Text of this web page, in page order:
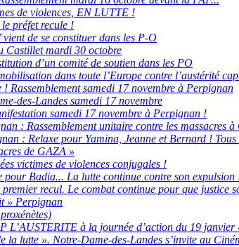
de violences, EN LUTTE !
préfet recule !
de se constituer dans les P-O
Castillet mardi 30 octobre
d’un comité de soutien dans les PO
dans toute l’Europe contre l’austérité
Rassemblement samedi 17 novembre à Perpignan
des-Landes samedi 17 novembre
samedi 17 novembre à Perpignan !
: Rassemblement unitaire contre les massacres à
: Relaxe pour Yamina, Jeanne et Bernard !
de GAZA »
victimes de violences conjugales !
pour Badia... La lutte continue contre son expulsion
recul. Le combat continue pour que justice
» Perpignan
L’AUSTERITE à la journée d’action du 19
la lutte ». Notre-Dame-des-Landes s’invite au